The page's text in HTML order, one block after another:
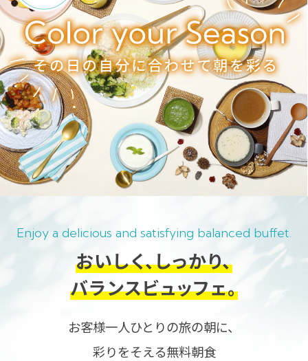
特別優待会員様 交通＋宿泊プラン
Enjoy a delicious and satisfying balanced buffet.
おいしく、しっかり、
バランスビュッフェ。
お客様一人ひとりの旅の朝に、
彩りをそえる無料朝食